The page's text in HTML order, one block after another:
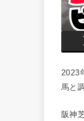
2023
馬と
阪神